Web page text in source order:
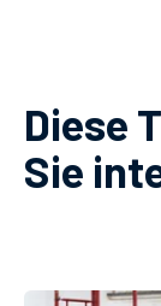
Diese
Sie